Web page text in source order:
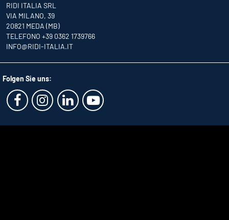
RIDI ITALIA SRL
VIA MILANO, 39
20821 MEDA (MB)
TELEFONO +39 0362 1739766
INFO@RIDI-ITALIA.IT
Folgen Sie uns: